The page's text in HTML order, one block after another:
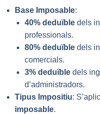
Base Imposable:
40% deduïble dels
professionals.
80% deduïble dels
comercials.
3% deduïble dels
d’administradors.
Tipus Impositiu:
imposable.